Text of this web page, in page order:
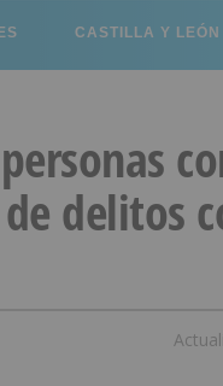
CASTILLA Y LEÓN
delitos